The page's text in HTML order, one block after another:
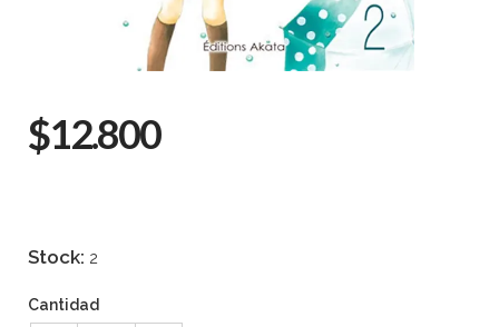
$12.800
Stock: 2
Cantidad